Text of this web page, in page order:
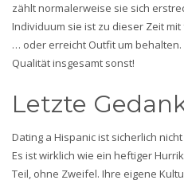
zählt normalerweise sie sich
Individuum sie ist zu dieser Zeit
… oder erreicht Outfit um
Qualität insgesamt sonst!
Letzte
Dating a Hispanic ist sicherlich
Es ist wirklich wie ein heftiger
Teil, ohne Zweifel. Ihre eigene